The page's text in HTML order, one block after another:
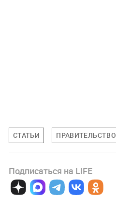
СТАТЬИ ПРАВИТЕЛЬСТВО
Подписаться на LIFE